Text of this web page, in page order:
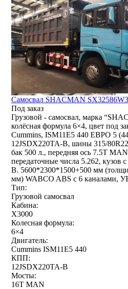
Самосвал SHACMAN
Под заказ
Грузовой - самосвал, марка
колёсная формула 6×4, цвет под
Cummins, ISM11E5 440 ЕВРО 5
12JSDX220TA-B, шины 315/
бак 500 л., передняя ось 7.5T
передаточные числа 5.262,
В. 5600*2300*1500+500 мм
мм) WABCO ABS с 6
Тип:
Грузовой самосвал
Кабина:
X3000
Колесная формула:
6×4
Двигатель:
Cummins ISM11E5 440
КПП:
12JSDX220TA-B
Мосты:
16T MAN